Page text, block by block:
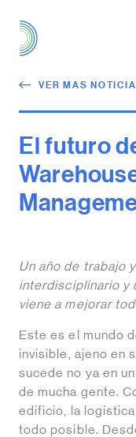
VER MAS
El futuro
Un año de trabajo
interdisciplinario y
viene a mejorar
Este es el mundo
invisible, ajeno en
sucede no ya en
de mucha gente.
edificio, la
todo posible.